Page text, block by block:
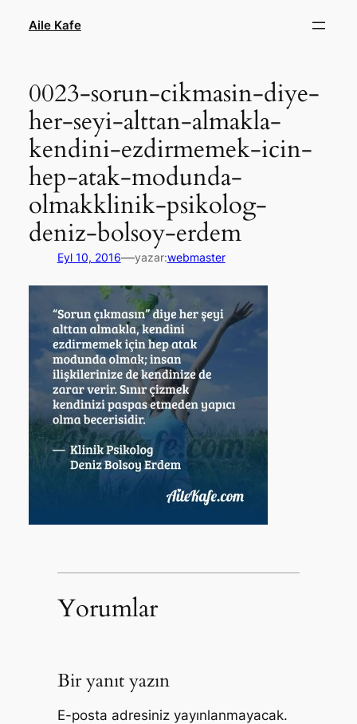
Aile Kafe
0023-sorun-cikmasin-diye-
her-seyi-alttan-almakla-
kendini-ezdirmemek-icin-
hep-atak-modunda-
olmakklinik-psikolog-
deniz-bolsoy-erdem
Eyl 10, 2016—yazar:webmaster
Yorumlar
Bir yanıt yazın
E-posta adresiniz yayınlanmayacak.